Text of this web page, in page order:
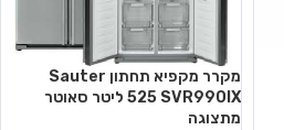
מקרר מקפיא תחתון Sauter
SVR990IX ‏525 ‏ליטר סאוטר
מתצוגה